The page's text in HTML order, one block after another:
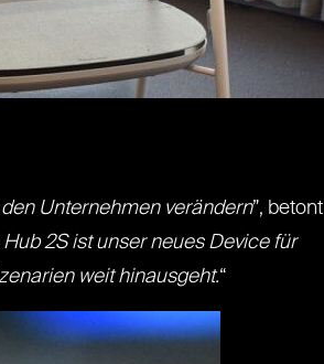
Unternehmen verändern”, betont
2S ist unser neues Device für
weit hinausgeht.“